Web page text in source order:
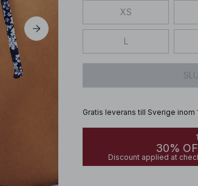
XS
L
Gratis leverans till Sverige
30%
Discount applied at